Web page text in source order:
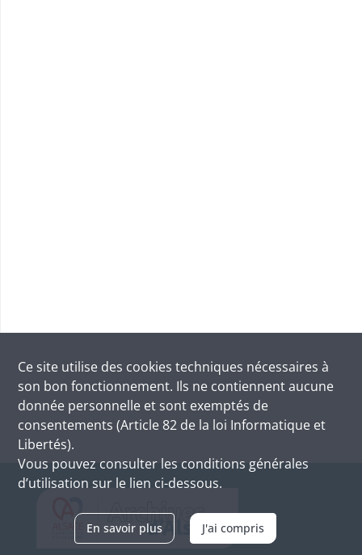
Ce site utilise des cookies techniques nécessaires à
son bon fonctionnement. Ils ne contiennent aucune
donnée personnelle et sont exemptés de
consentements (Article 82 de la loi Informatique et
Libertés).
Vous pouvez consulter les conditions générales
d’utilisation sur le lien ci-dessous.
En savoir plus J'ai compris